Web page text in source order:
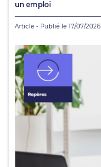
un emploi
Article - Publié le 17/07/2026